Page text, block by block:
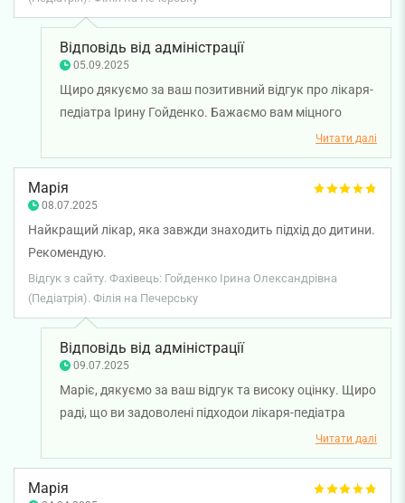
Відповідь від адміністрації
05.09.2025
Щиро дякуємо за ваш позитивний відгук про лікаря-
педіатра Ірину Гойденко. Бажаємо вам міцного
Читати далі
Марія
08.07.2025
Найкращий лікар, яка завжди знаходить підхід до дитини.
Рекомендую.
Відгук з сайту. Фахівець: Гойденко Ірина Олександрівна
(Педіатрія). Філія на Печерську
Відповідь від адміністрації
09.07.2025
Маріє, дякуємо за ваш відгук та високу оцінку. Щиро
раді, що ви задоволені підходои лікаря-педіатра
Ірини Гойденко. Бажаємо вам міцного здоров'я!Читати далі
Марія